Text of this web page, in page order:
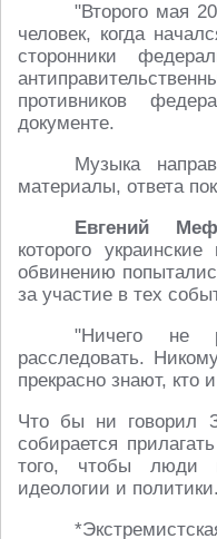
"Второго мая
человек, когда
сторонники
противников
документе.
Музыка
материалы, ответа
Евгений
которого
обвинению
за участие в тех
"Ничего не
расследовать.
прекрасно знают, кто
Что бы ни говорил
собирается
того, чтобы люди
идеологии и политики.